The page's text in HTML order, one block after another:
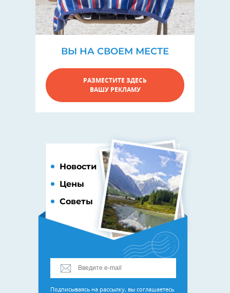
ВЫ НА СВОЕМ МЕСТЕ
РАЗМЕСТИТЕ ЗДЕСЬ
ВАШУ РЕКЛАМУ
Новости
Цены
Советы
Подписываясь на рассылку, вы соглашаетесь